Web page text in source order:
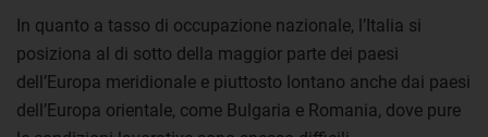
In quanto a tasso di occupazione nazionale, l’Italia si
posiziona al di sotto della maggior parte dei paesi
dell’Europa meridionale e piuttosto lontano anche dai paesi
dell’Europa orientale, come Bulgaria e Romania, dove pure